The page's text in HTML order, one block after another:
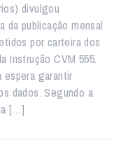
divulgou
publicação mensal
por carteira dos
Instrução CVM 555.
espera garantir
dados. Segundo a
[…]